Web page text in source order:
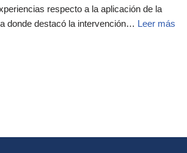
respecto a la aplicación de la
donde destacó la intervención… Leer más